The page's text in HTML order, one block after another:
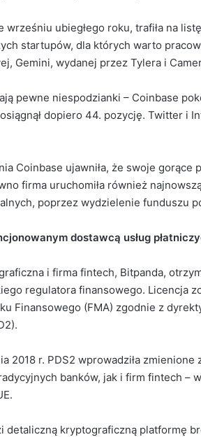
wrześniu ubiegłego roku, trafiła na
startupów, dla których warto
Gemini, wydanej przez Tylera i
pewne niespodzianki – Coinbase
dopiero 44. pozycję. Twitter i
Coinbase ujawniła, że swoje
firma uruchomiła również
poprzez wydzielenie funduszu
dostawcą usług
i firma fintech, Bitpanda,
regulatora finansowego. Licencja
Finansowego (FMA) zgodnie z
2018 r. PDS2 wprowadziła zmienione
banków, jak i firm fintech –
detaliczną kryptograficzną platformę